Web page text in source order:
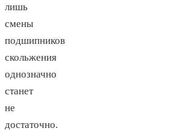
лишь
смены
подшипников
скольжения
однозначно
станет
не
достаточно.